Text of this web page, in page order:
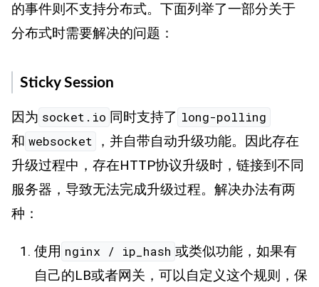
的事件则不支持分布式。下面列举了一部分关于
分布式时需要解决的问题：
Sticky Session
因为 socket.io 同时支持了 long-polling
和 websocket
，并自带自动升级功能。因此存在
升级过程中，存在HTTP协议升级时，链接到不同
服务器，导致无法完成升级过程。解决办法有两
种：
使用 nginx / ip_hash 或类似功能，如果有
自己的LB或者网关，可以自定义这个规则，保